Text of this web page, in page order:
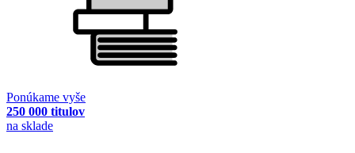
Ponúkame vyše
250 000 titulov
na sklade